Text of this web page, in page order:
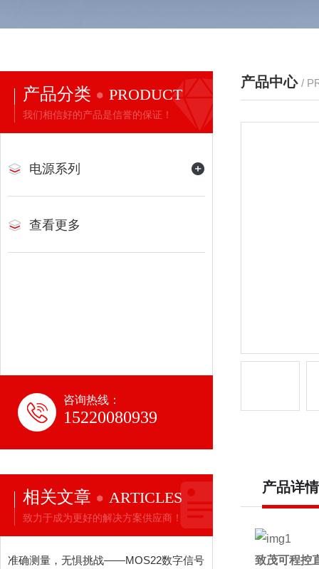
产品分类 PRODUCT
我们相信好的产品是信誉的保证！
电源系列
查看更多
咨询热线：
15220080939
相关文章 ARTICLES
致力于成为更好的解决方案供应商！
准确测量，无惧挑战——MOS22数字信号
产品中心 /
产品详情
致茂可程控